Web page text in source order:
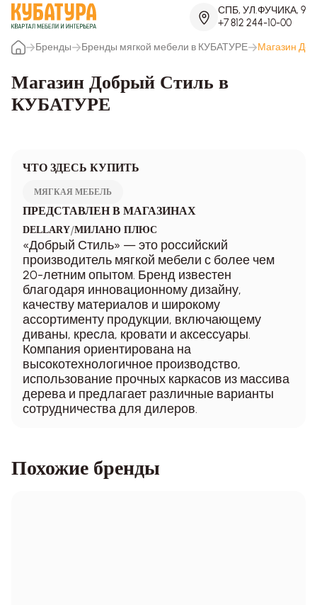
СПБ, УЛ.ФУЧИКА, 9
+7 812 244-10-00
Бренды
Бренды мягкой мебели в КУБАТУРЕ Магазин
Магазин Добрый Стиль в
КУБАТУРЕ
ЧТО ЗДЕСЬ КУПИТЬ
МЯГКАЯ МЕБЕЛЬ
ПРЕДСТАВЛЕН В МАГАЗИНАХ
DELLARY/МИЛАНО ПЛЮС
«Добрый Стиль» — это российский
производитель мягкой мебели с более чем
20-летним опытом. Бренд известен
благодаря инновационному дизайну,
качеству материалов и широкому
ассортименту продукции, включающему
диваны, кресла, кровати и аксессуары.
Компания ориентирована на
высокотехнологичное производство,
использование прочных каркасов из массива
дерева и предлагает различные варианты
сотрудничества для дилеров.
Похожие бренды